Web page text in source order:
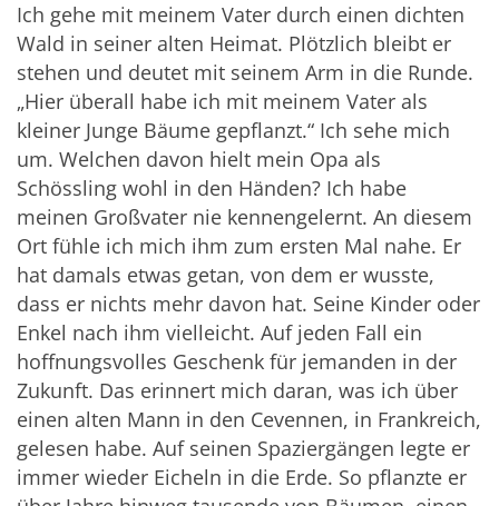
Ich gehe mit meinem Vater durch einen dichten
Wald in seiner alten Heimat. Plötzlich bleibt er
stehen und deutet mit seinem Arm in die Runde.
„Hier überall habe ich mit meinem Vater als
kleiner Junge Bäume gepflanzt.“ Ich sehe mich
um. Welchen davon hielt mein Opa als
Schössling wohl in den Händen? Ich habe
meinen Großvater nie kennengelernt. An diesem
Ort fühle ich mich ihm zum ersten Mal nahe. Er
hat damals etwas getan, von dem er wusste,
dass er nichts mehr davon hat. Seine Kinder oder
Enkel nach ihm vielleicht. Auf jeden Fall ein
hoffnungsvolles Geschenk für jemanden in der
Zukunft. Das erinnert mich daran, was ich über
einen alten Mann in den Cevennen, in Frankreich,
gelesen habe. Auf seinen Spaziergängen legte er
immer wieder Eicheln in die Erde. So pflanzte er